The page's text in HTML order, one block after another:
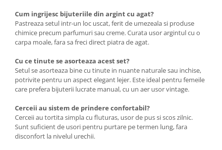
Cum ingrijesc bijuteriile din argint cu agat?
Pastreaza setul intr-un loc uscat, ferit de umezeala si produse
chimice precum parfumuri sau creme. Curata usor argintul cu o
carpa moale, fara sa freci direct piatra de agat.
Cu ce tinute se asorteaza acest set?
Setul se asorteaza bine cu tinute in nuante naturale sau inchise,
potrivite pentru un aspect elegant lejer. Este ideal pentru femeile
care prefera bijuterii lucrate manual, cu un aer usor vintage.
Cerceii au sistem de prindere confortabil?
Cerceii au tortita simpla cu fluturas, usor de pus si scos zilnic.
Sunt suficient de usori pentru purtare pe termen lung, fara
disconfort la nivelul urechii.